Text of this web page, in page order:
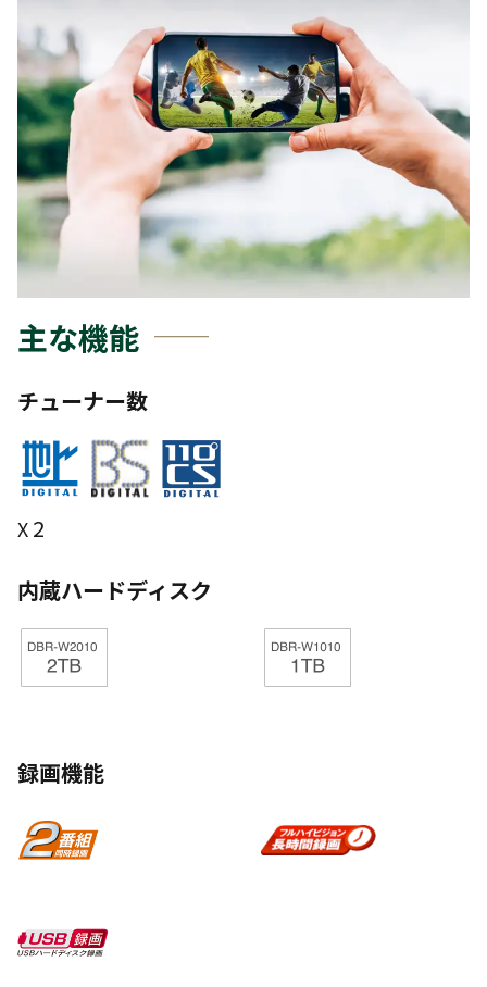
主な機能
チューナー数
X2
内蔵ハードディスク
録画機能